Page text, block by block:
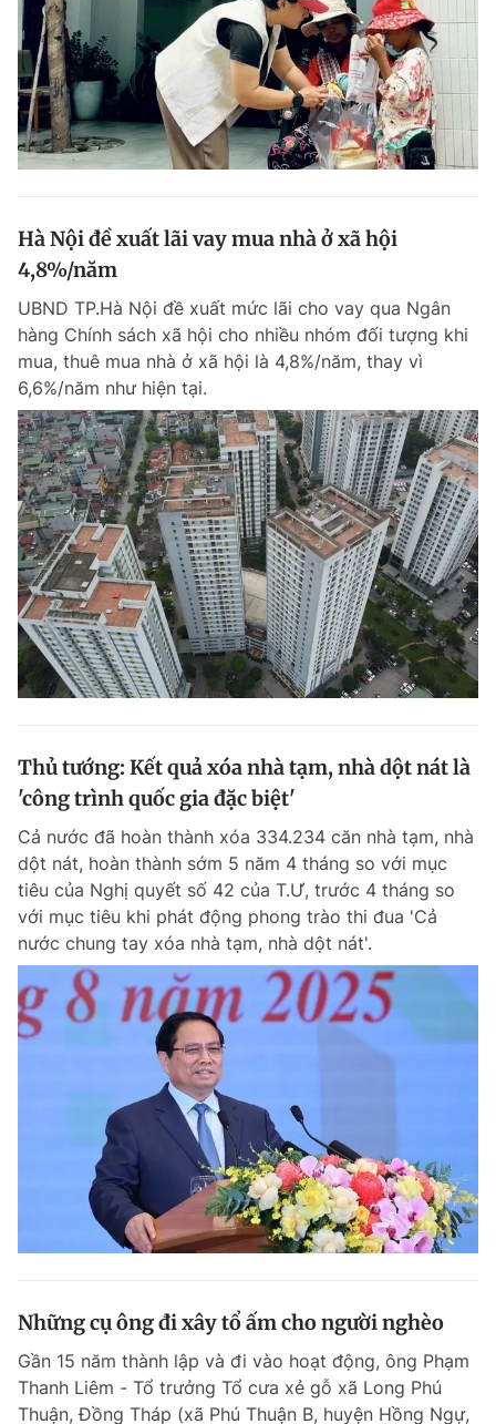
Hà Nội đề xuất lãi vay mua nhà ở xã hội
4,8%/năm
UBND TP.Hà Nội đề xuất mức lãi cho vay qua Ngân
hàng Chính sách xã hội cho nhiều nhóm đối tượng khi
mua, thuê mua nhà ở xã hội là 4,8%/năm, thay vì
6,6%/năm như hiện tại.
Thủ tướng: Kết quả xóa nhà tạm, nhà dột nát là
'công trình quốc gia đặc biệt'
Cả nước đã hoàn thành xóa 334.234 căn nhà tạm, nhà
dột nát, hoàn thành sớm 5 năm 4 tháng so với mục
tiêu của Nghị quyết số 42 của T.Ư, trước 4 tháng so
với mục tiêu khi phát động phong trào thi đua 'Cả
nước chung tay xóa nhà tạm, nhà dột nát'.
Những cụ ông đi xây tổ ấm cho người nghèo
Gần 15 năm thành lập và đi vào hoạt động, ông Phạm
Thanh Liêm - Tổ trưởng Tổ cưa xẻ gỗ xã Long Phú
Thuận, Đồng Tháp (xã Phú Thuận B, huyện Hồng Ngự,